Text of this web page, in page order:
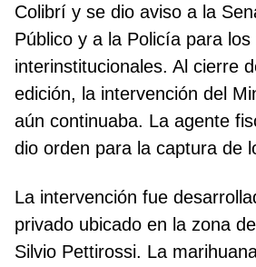
Colibrí y se dio aviso a la
Público y a la Policía para
interinstitucionales. Al cierre
edición, la intervención del
aún continuaba. La agente
dio orden para la captura de
La intervención fue
privado ubicado en la zona
Silvio Pettirossi. La